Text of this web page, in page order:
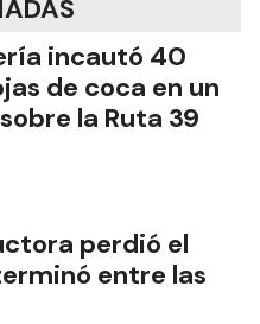
incautó 40
de coca en un
la Ruta 39
perdió el
entre las